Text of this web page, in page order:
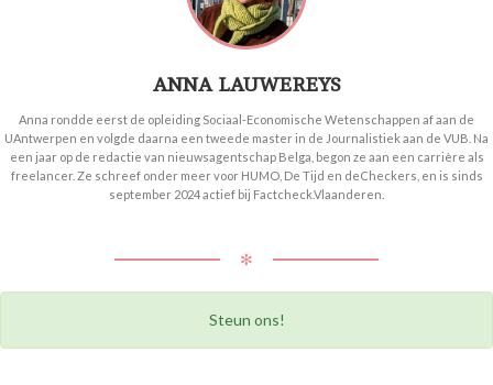
ANNA LAUWEREYS
Anna rondde eerst de opleiding Sociaal-Economische Wetenschappen af aan de
UAntwerpen en volgde daarna een tweede master in de Journalistiek aan de VUB. Na
een jaar op de redactie van nieuwsagentschap Belga, begon ze aan een carrière als
freelancer. Ze schreef onder meer voor HUMO, De Tijd en deCheckers, en is sinds
september 2024 actief bij Factcheck.Vlaanderen.
✻
Steun ons!